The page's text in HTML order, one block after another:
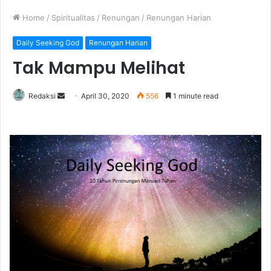
Home / Spiritualitas / Renungan / Renungan Harian
Daily Seeking God Renungan Harian
Tak Mampu Melihat
Redaksi
d
a
n
e
m
a
i
l
April 30, 2020 556 1 minute read